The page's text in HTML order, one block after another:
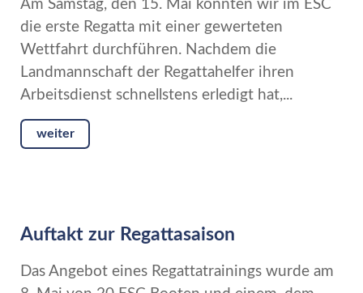
Am Samstag, den 15. Mai konnten wir im ESC
die erste Regatta mit einer gewerteten
Wettfahrt durchführen. Nachdem die
Landmannschaft der Regattahelfer ihren
Arbeitsdienst schnellstens erledigt hat,...
weiter
Auftakt zur Regattasaison
Das Angebot eines Regattatrainings wurde am